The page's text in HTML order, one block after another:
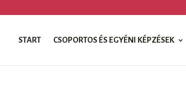
START CSOPORTOS ÉS EGYÉNI KÉPZÉSEK